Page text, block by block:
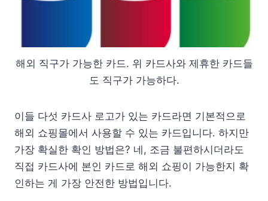
해외 직구가 가능한 카드. 위 카드사와 제휴한 카드들
도 직구가 가능하다.
이들 다섯 카드사 로고가 있는 카드라면 기본적으로
해외 쇼핑몰에서 사용할 수 있는 카드입니다. 하지만
가장 확실한 확인 방법은? 네, 조금 불편하시더라도
직접 카드사에 본인 카드로 해외 쇼핑이 가능한지 확
인하는 게 가장 안전한 방법입니다.